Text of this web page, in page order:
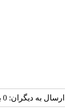
به دیگران: 0 بار |